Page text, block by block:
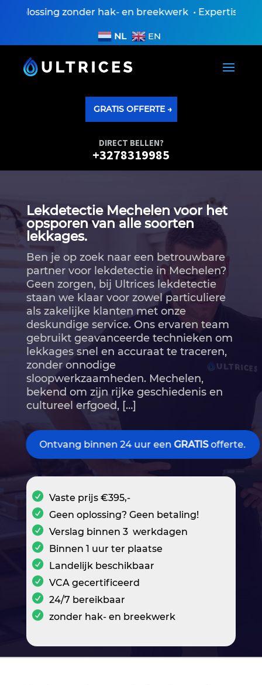
zonder hak- en breekwerk •
NL EN
GRATIS OFFERTE →
DIRECT BELLEN?
+3278319985
Lekdetectie Mechelen voor het
opsporen van alle soorten
lekkages.
Ben je op zoek naar een betrouwbare
partner voor lekdetectie in Mechelen?
Geen zorgen, bij Ultrices lekdetectie
staan we klaar voor zowel particuliere
als zakelijke klanten met onze
deskundige service.​ Ons ervaren team
gebruikt geavanceerde technieken om
lekkages snel en accuraat te traceren,
zonder onnodige
sloopwerkzaamheden.​ Mechelen,
bekend om zijn rijke geschiedenis en
cultureel erfgoed, […]
Ontvang binnen 24 uur eenGRATISofferte.
Vaste prijs €395,-
Geen oplossing? Geen betaling!
Verslag binnen 3 werkdagen
Binnen 1 uur ter plaatse
Landelijk beschikbaar
VCA gecertificeerd
24/7 bereikbaar
zonder hak- en breekwerk